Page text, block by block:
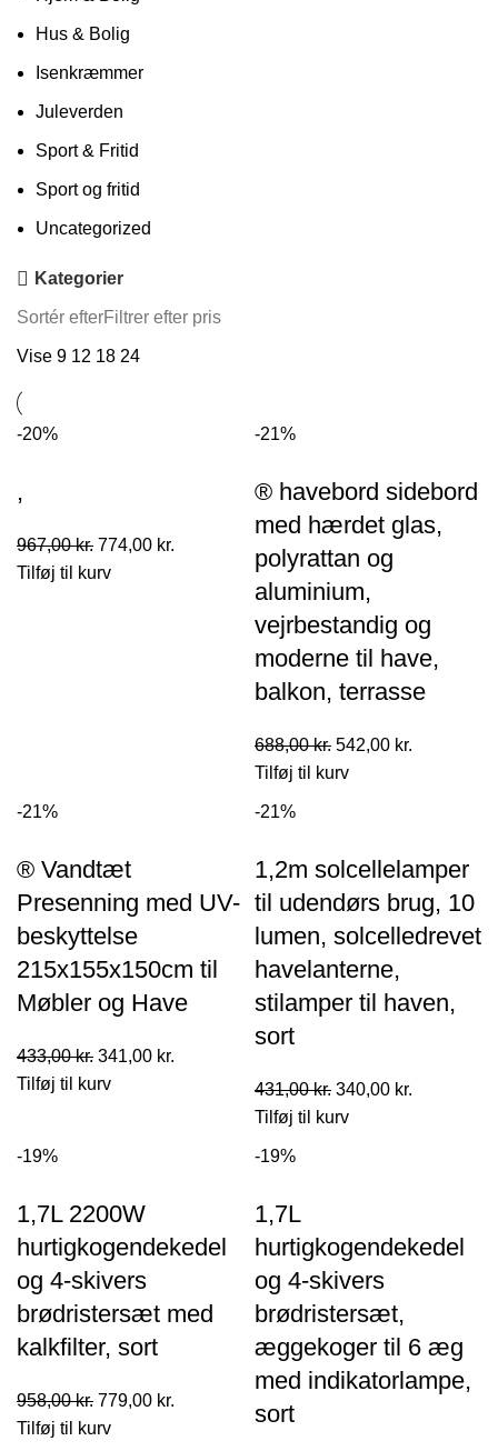
Hus & Bolig
Isenkræmmer
Juleverden
Sport & Fritid
Sport og fritid
Uncategorized
Kategorier
Sortér efterFiltrer efter pris
Vise 9 12 18 24
-20%
,
967,00kr. Den
oprindelige
774,00 kr.
Tilføj til kurv
-21%
® havebord sidebord
med hærdet glas,
polyrattan og
aluminium,
vejrbestandig og
moderne til have,
balkon, terrasse
688,00kr. Den
oprindelige
542,00 kr.
Tilføj til kurv
-21%
® Vandtæt
Presenning med UV-
beskyttelse
215x155x150cm til
Møbler og Have
433,00kr. Den
oprindelige
341,00 kr.
Tilføj til kurv
-21%
1,2m solcellelamper
til udendørs brug, 10
lumen, solcelledrevet
havelanterne,
stilamper til haven,
sort
431,00kr. Den
oprindelige
340,00 kr.
Tilføj til kurv
-19%
1,7L 2200W
hurtigkogendekedel
og 4-skivers
brødristersæt med
kalkfilter, sort
958,00kr. Den
oprindelige
779,00 kr.
Tilføj til kurv
-19%
1,7L
hurtigkogendekedel
og 4-skivers
brødristersæt,
æggekoger til 6 æg
med indikatorlampe,
sort